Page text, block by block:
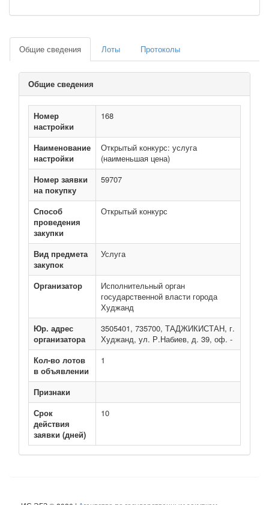
Общие сведения Лоты Протоколы
Общие сведения
Номер
настройки
168
Наименование
настройки
Открытый конкурс: услуга
(наименьшая цена)
Номер заявки
на покупку
59707
Способ
проведения
закупки
Открытый конкурс
Вид предмета
закупок
Услуга
Организатор
Исполнительный орган
государственной власти города
Худжанд
Юр. адрес
организатора
3505401, 735700, ТАДЖИКИСТАН, г.
Худжанд, ул. Р.Набиев, д. 39, оф. -
Кол-во лотов
в объявлении
1
Признаки
Срок
действия
заявки (дней)
10